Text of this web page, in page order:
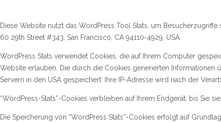
Diese Website nutzt das WordPress Tool Stats, um
60 29th Street #343, San Francisco, CA 94110-4929, USA.
WordPress Stats verwendet Cookies, die auf Ihrem Computer
Website erlauben. Die durch die Cookies generierten Informationen
Servern in den USA gespeichert. Ihre IP-Adresse wird nach der
“WordPress-Stats”-Cookies verbleiben auf Ihrem Endgerät, bis Sie
Die Speicherung von “WordPress Stats”-Cookies erfolgt auf